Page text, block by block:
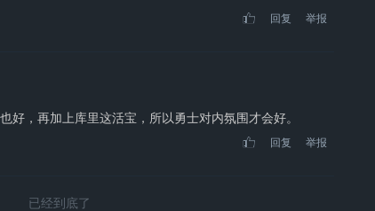
回复 举报
好，再加上库里这活宝，所以勇士对内氛围才会好。
回复 举报
已经到底了